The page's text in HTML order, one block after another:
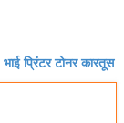
भाई प्रिंटर टोनर कारतूस